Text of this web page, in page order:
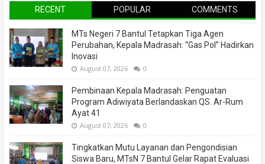
RECENT POPULAR COMMENTS
MTs Negeri 7 Bantul Tetapkan Tiga Agen
Perubahan, Kepala Madrasah: “Gas Pol” Hadirkan
Inovasi
August 07, 2026 0
Pembinaan Kepala Madrasah: Penguatan
Program Adiwiyata Berlandaskan QS. Ar-Rum
Ayat 41
August 07, 2026 0
Tingkatkan Mutu Layanan dan Pengondisian
Siswa Baru, MTsN 7 Bantul Gelar Rapat Evaluasi